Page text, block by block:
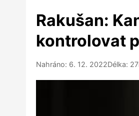
Rakušan:
kontrolovat
Nahráno: 6. 12. 2022Délka: